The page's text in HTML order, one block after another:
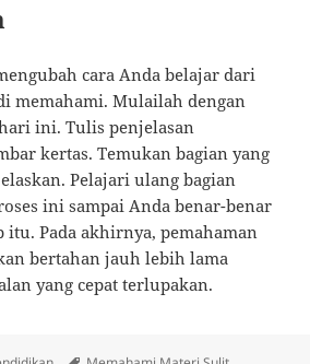
cara Anda belajar dari
memahami. Mulailah dengan
ini. Tulis penjelasan
kertas. Temukan bagian yang
Pelajari ulang bagian
ini sampai Anda benar-benar
itu. Pada akhirnya, pemahaman
bertahan jauh lebih lama
yang cepat terlupakan.